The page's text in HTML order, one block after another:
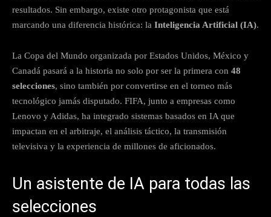
resultados. Sin embargo, existe otro protagonista que está
marcando una diferencia histórica: la Inteligencia Artificial (IA).
La Copa del Mundo organizada por Estados Unidos, México y
Canadá pasará a la historia no solo por ser la primera con 48
selecciones, sino también por convertirse en el torneo más
tecnológico jamás disputado. FIFA, junto a empresas como
Lenovo y Adidas, ha integrado sistemas basados en IA que
impactan en el arbitraje, el análisis táctico, la transmisión
televisiva y la experiencia de millones de aficionados.
Un asistente de IA para todas las
selecciones